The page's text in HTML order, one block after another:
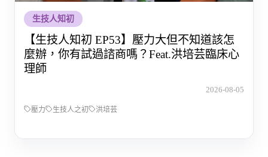
生技人知初
【生技人知初 EP53】壓力大但不知道該怎
麼辦，你有試過諮商嗎？Feat.洪培芸臨床心
理師
2026-08-05
壓力 生技人之初 洪培芸